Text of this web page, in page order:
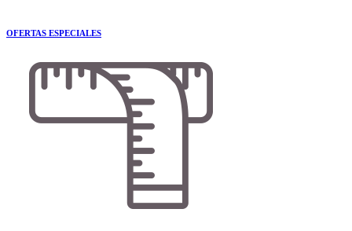
OFERTAS ESPECIALES